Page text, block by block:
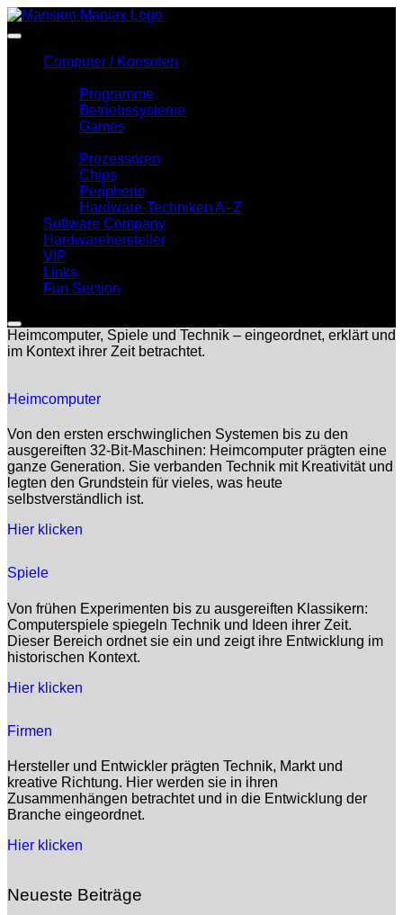
Zum
Inhalt
Computer / Konsolen
Programme
Betriebssysteme
Games
Prozessoren
Chips
Peripherie
Hardware-Techniken A–Z
Software Company
Hardwarehersteller
VIP
Links
Fun Section
Heimcomputer, Spiele und Technik – eingeordnet, erklärt und
im Kontext ihrer Zeit betrachtet.
Heimcomputer
Von den ersten erschwinglichen Systemen bis zu den
ausgereiften 32-Bit-Maschinen: Heimcomputer prägten eine
ganze Generation. Sie verbanden Technik mit Kreativität und
legten den Grundstein für vieles, was heute
selbstverständlich ist.
Hier klicken
Spiele
Von frühen Experimenten bis zu ausgereiften Klassikern:
Computerspiele spiegeln Technik und Ideen ihrer Zeit.
Dieser Bereich ordnet sie ein und zeigt ihre Entwicklung im
historischen Kontext.
Hier klicken
Firmen
Hersteller und Entwickler prägten Technik, Markt und
kreative Richtung. Hier werden sie in ihren
Zusammenhängen betrachtet und in die Entwicklung der
Branche eingeordnet.
Hier klicken
Neueste Beiträge